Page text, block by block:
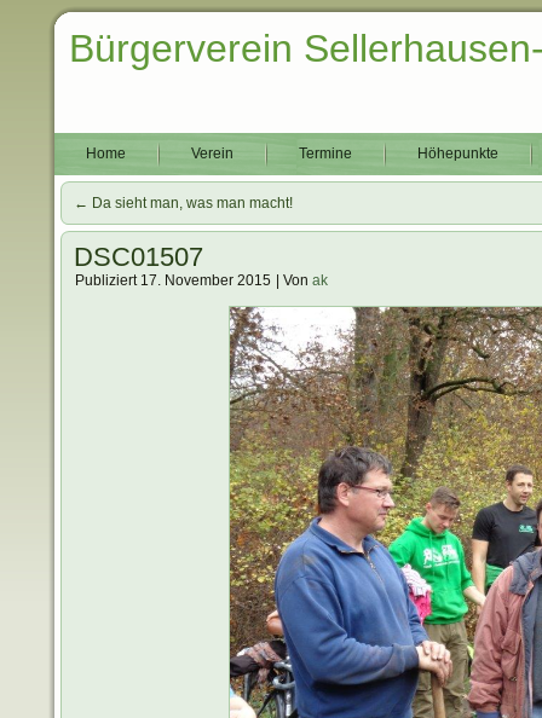
Bürgerverein
Home Verein Termine Höhepunkte
← Da sieht man, was man macht!
DSC01507
Publiziert 17. November 2015 Von ak